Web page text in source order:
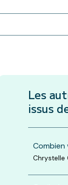
Les
issus
Combien
Chrystelle